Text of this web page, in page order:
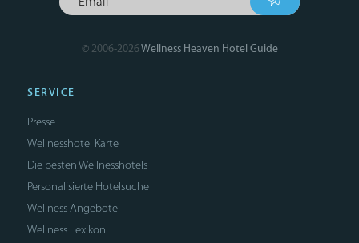
© 2006-2026Wellness Heaven Hotel Guide
SERVICE
Presse
Wellnesshotel Karte
Die besten Wellnesshotels
Personalisierte Hotelsuche
Wellness Angebote
Wellness Lexikon